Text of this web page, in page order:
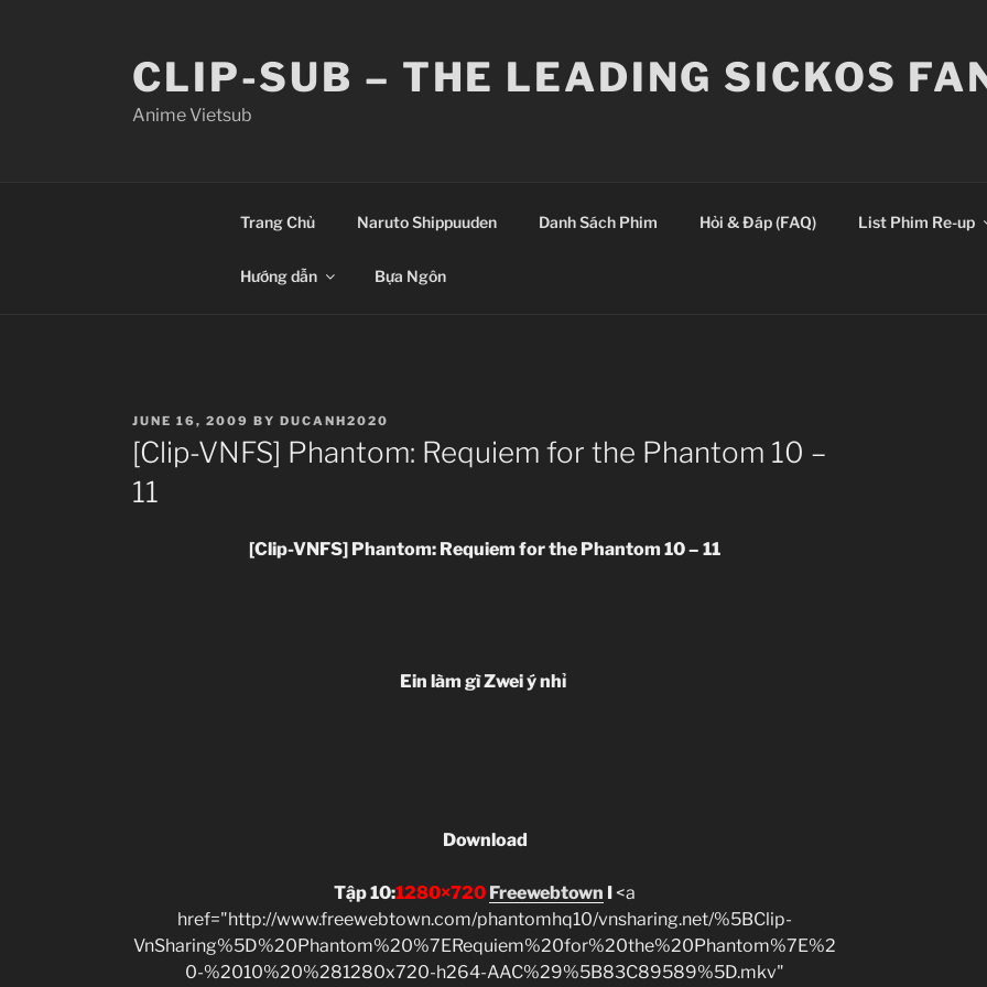
CLIP-SUB – THE LEADING SICKOS
Anime Vietsub
Trang Chủ Naruto Shippuuden Danh Sách Phim Hỏi & Đáp (FAQ) List Phim Re-up
Hướng dẫn Bựa Ngôn
POSTED
ON
JUNE 16, 2009 BY DUCANH2020
[Clip-VNFS] Phantom: Requiem for the Phantom 10 –
11
[Clip-VNFS] Phantom: Requiem for the Phantom 10 – 11
Ein làm gì Zwei ý nhỉ
Download
Tập 10:1280×720 Freewebtown I<a
href="http://www.freewebtown.com/phantomhq10/vnsharing.net/%5BClip-
VnSharing%5D%20Phantom%20%7ERequiem%20for%20the%20Phantom%7E%2
0-%2010%20%281280x720-h264-AAC%29%5B83C89589%5D.mkv"